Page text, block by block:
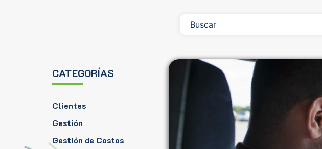
CATEGORÍAS
Clientes
Gestión
Gestión de Costos